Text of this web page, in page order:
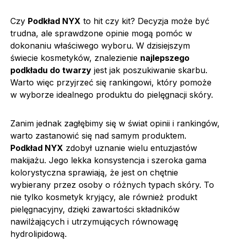
Czy Podkład NYX to hit czy kit? Decyzja może być
trudna, ale sprawdzone opinie mogą pomóc w
dokonaniu właściwego wyboru. W dzisiejszym
świecie kosmetyków, znalezienie najlepszego
podkładu do twarzy jest jak poszukiwanie skarbu.
Warto więc przyjrzeć się rankingowi, który pomoże
w wyborze idealnego produktu do pielęgnacji skóry.
Zanim jednak zagłębimy się w świat opinii i rankingów,
warto zastanowić się nad samym produktem.
Podkład NYX zdobył uznanie wielu entuzjastów
makijażu. Jego lekka konsystencja i szeroka gama
kolorystyczna sprawiają, że jest on chętnie
wybierany przez osoby o różnych typach skóry. To
nie tylko kosmetyk kryjący, ale również produkt
pielęgnacyjny, dzięki zawartości składników
nawilżających i utrzymujących równowagę
hydrolipidową.